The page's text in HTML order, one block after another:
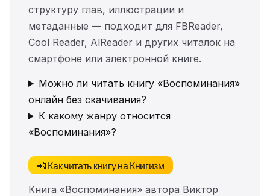
структуру глав, иллюстрации и
метаданные — подходит для FBReader,
Cool Reader, AlReader и других читалок на
смартфоне или электронной книге.
Можно ли читать книгу «Воспоминания»
онлайн без скачивания?
К какому жанру относится
«Воспоминания»?
📲 Как читать книгу на Книгизм
Книга «Воспоминания» автора Виктор